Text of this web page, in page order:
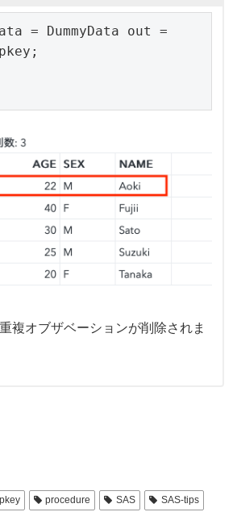
= DummyData out =
複オブザベーションが削除されま
procedure SAS SAS-tips